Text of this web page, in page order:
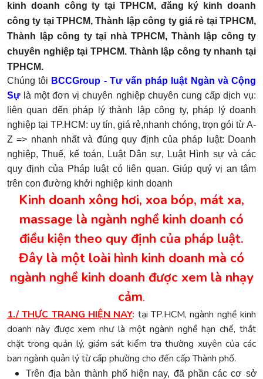
kinh doanh công ty tại TPHCM, đăng ký kinh doanh
công ty tại TPHCM, Thành lập công ty giá rẻ tại TPHCM,
Thành lập công ty tại nhà TPHCM, Thành lập công ty
chuyên nghiệp tại TPHCM. Thành lập công ty nhanh tại
TPHCM.
Chúng tôi BCCGroup - Tư vấn pháp luật Ngàn và Cộng
Sự là một đơn vị chuyên nghiệp chuyên cung cấp dịch vụ:
liên quan đến pháp lý thành lập công ty, pháp lý doanh
nghiệp tại TP.HCM: uy tín, giá rẻ,nhanh chóng, trọn gói từ A-
Z => nhanh nhất và đúng quy định của pháp luật: Doanh
nghiệp, Thuế, kế toán, Luật Dân sự, Luật Hình sự và các
quy định của Pháp luật có liên quan. Giúp quý vị an tâm
trên con đường khởi nghiệp kinh doanh
Kinh doanh xông hơi, xoa bóp, mát xa,
massage là ngành nghề kinh doanh có
điều kiện theo quy định của pháp luật.
Đây là một loài hình kinh doanh mà có
ngành nghề kinh doanh được xem là nhạy
cảm.
1./ THỰC TRANG HIỆN NAY: tại TP.HCM, ngành nghề kinh
doanh này được xem như là một ngành nghề hạn chế, thắt
chặt trong quản lý, giám sát kiểm tra thường xuyên của các
ban ngành quản lý từ cấp phường cho đến cấp Thành phố.
Trên địa bàn thành phố hiện nay, đã phần các cơ sở